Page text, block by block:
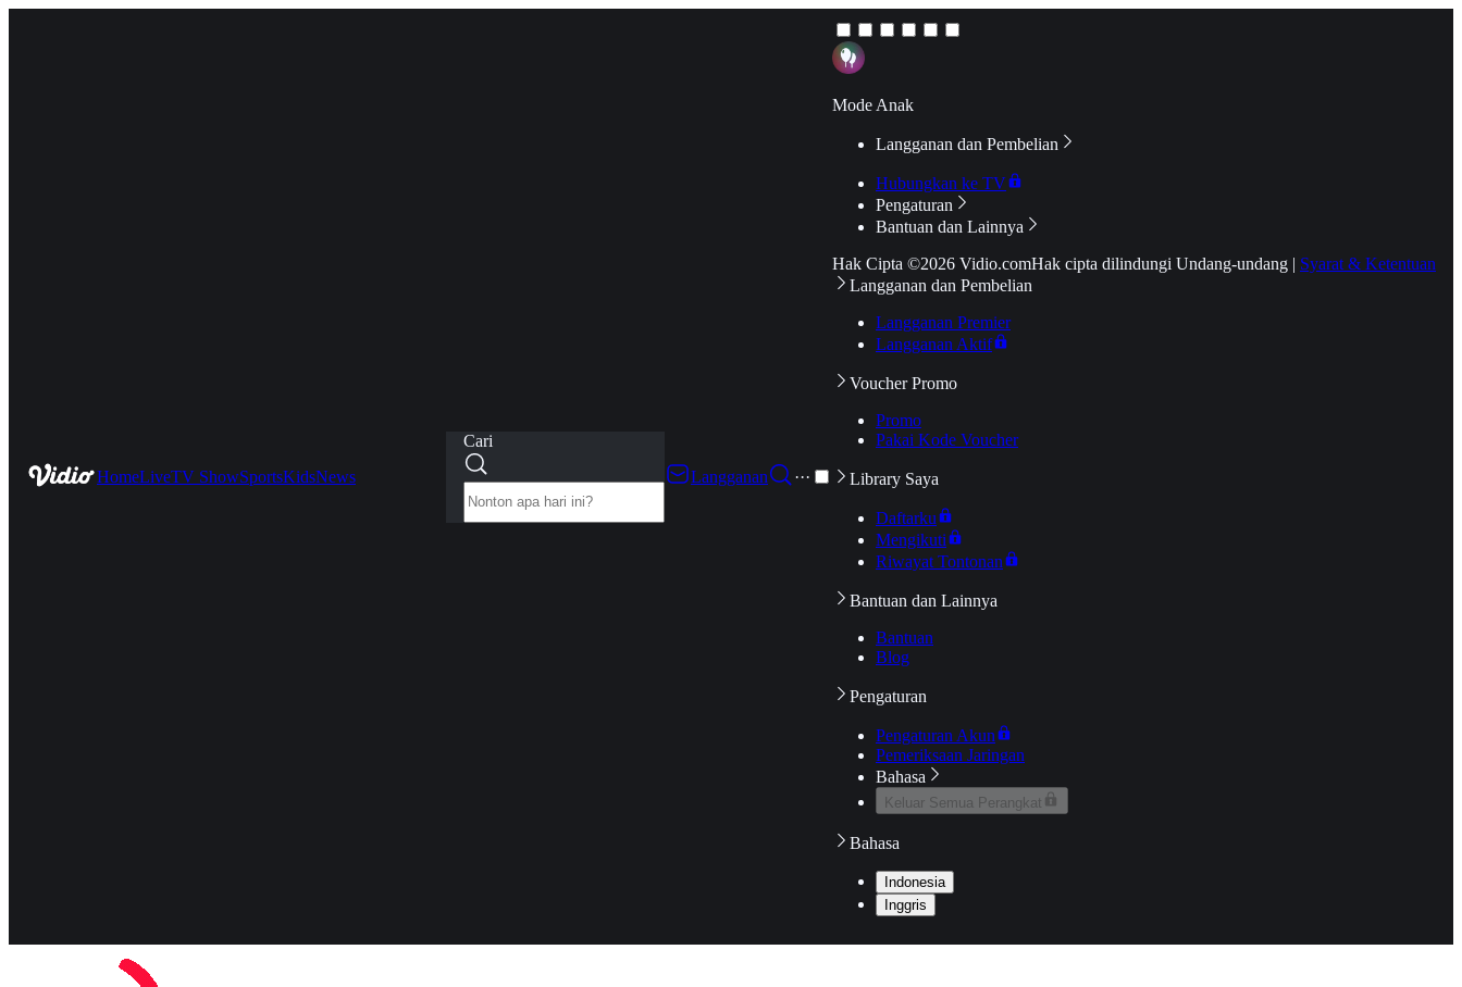
HomeLiveTV ShowSportsKidsNews
Cari
Langganan
···
Mode Anak
Langganan dan Pembelian
Hubungkan ke TV
Pengaturan
Bantuan dan Lainnya
Hak Cipta ©2026 Vidio.comHak cipta dilindungi Undang-undang | Syarat & Ketentuan
Langganan dan Pembelian
Langganan Premier
Langganan Aktif
Voucher Promo
Promo
Pakai Kode Voucher
Library Saya
Daftarku
Mengikuti
Riwayat Tontonan
Bantuan dan Lainnya
Bantuan
Blog
Pengaturan
Pengaturan Akun
Pemeriksaan Jaringan
Bahasa
Keluar Semua Perangkat
Bahasa
Indonesia
Inggris